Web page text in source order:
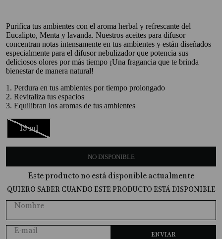
Purifica tus ambientes con el aroma herbal y refrescante del
Eucalipto, Menta y lavanda. Nuestros aceites para difusor
concentran notas intensamente en tus ambientes y están diseñados
especialmente para el difusor nebulizador que potencia sus
deliciosos olores por más tiempo ¡Una fragancia que te brinda
bienestar de manera natural!
1. Perdura en tus ambientes por tiempo prolongado
2. Revitaliza tus espacios
3. Equilibran los aromas de tus ambientes
13 ml
NO DISPONIBLE
Este producto no está disponible actualmente
QUIERO SABER CUANDO ESTE PRODUCTO ESTÁ DISPONIBLE
ENVIAR
5. Aceite
6. Kits
7. Jabón Cuerpo
. Mimosa